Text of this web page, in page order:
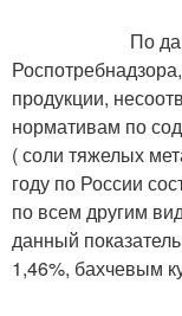
По данным
продукции,
нормативам по
( соли тяжелых
году по России
по всем другим
данный
1,46%, бахчевым